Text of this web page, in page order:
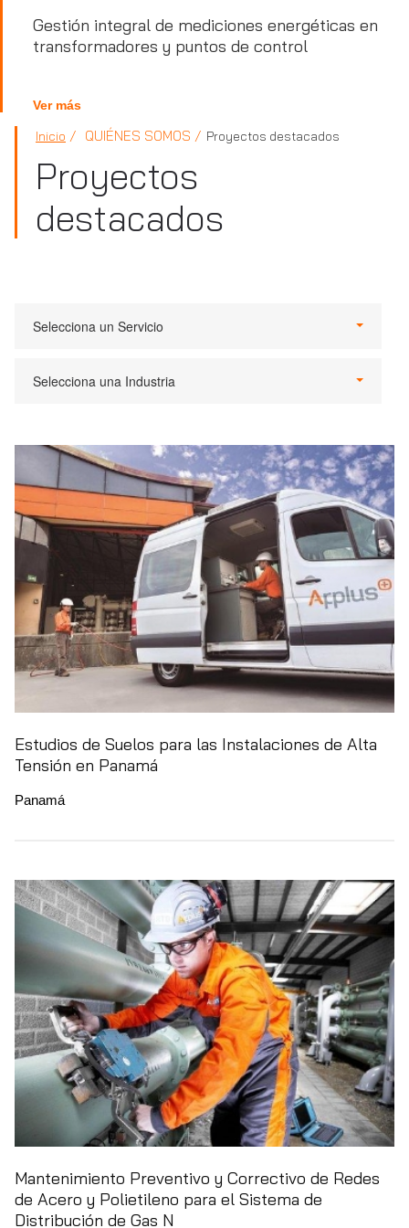
Gestión integral de mediciones energéticas en
transformadores y puntos de control
Ver más
Inicio QUIÉNES SOMOS Proyectos destacados
Proyectos
destacados
Selecciona un Servicio
Selecciona una Industria
Estudios de Suelos para las Instalaciones de Alta
Tensión en Panamá
Panamá
Mantenimiento Preventivo y Correctivo de Redes
de Acero y Polietileno para el Sistema de
Distribución de Gas N